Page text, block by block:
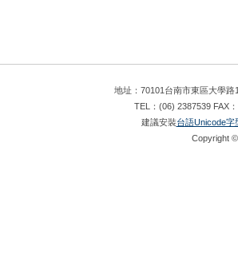
地址：70101台南市東區大學
TEL：(06) 2387539 FAX
建議安裝台語Unicode字
Copyright